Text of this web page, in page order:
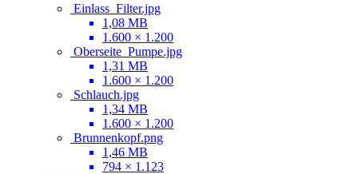
Einlass_Filter.jpg
1,08 MB
1.600 × 1.200
Oberseite_Pumpe.jpg
1,31 MB
1.600 × 1.200
Schlauch.jpg
1,34 MB
1.600 × 1.200
Brunnenkopf.png
1,46 MB
794 × 1.123